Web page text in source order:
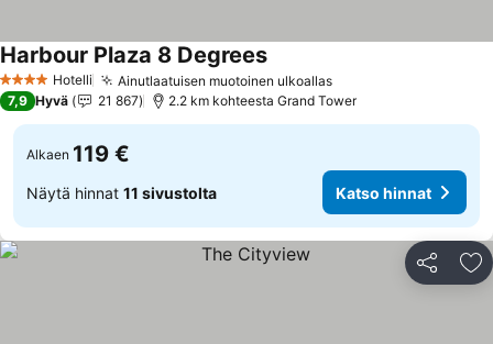
4 Tähtiluokitus
Hotelli Ainutlaatuisen muotoinen ulkoallas
Harbour Plaza 8 Degrees
7,9 Hyvä 21 867 2.2 km kohteesta Grand Tower
Alkaen 119 €
Näytä hinnat 11 sivustolta Katso hinnat
Jaa